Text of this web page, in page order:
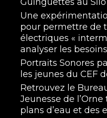
Une
pour permettre de
électriques «
analyser les besoins
Portraits Sonores
les jeunes du CEF
Retrouvez le
Jeunesse de
plans d’eau et des